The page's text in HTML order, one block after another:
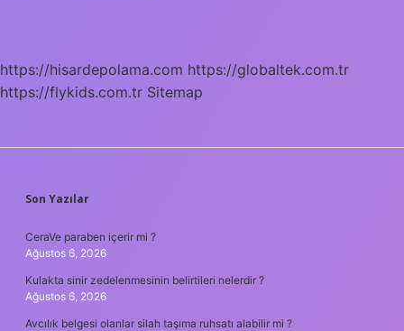
https://hisardepolama.com https://globaltek.com.tr
https://flykids.com.tr Sitemap
SIDEBAR
Son Yazılar
CeraVe paraben içerir mi ?
Ağustos 6, 2026
Kulakta sinir zedelenmesinin belirtileri nelerdir ?
Ağustos 6, 2026
Avcılık belgesi olanlar silah taşıma ruhsatı alabilir mi ?